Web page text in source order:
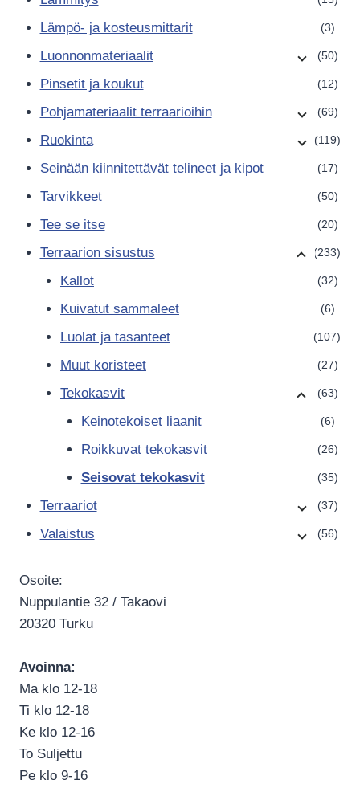
Lämpö- ja kosteusmittarit (3)
Luonnonmateriaalit (50)
Pinsetit ja koukut (12)
Pohjamateriaalit terraarioihin (69)
Ruokinta (119)
Seinään kiinnitettävät telineet ja kipot (17)
Tarvikkeet (50)
Tee se itse (20)
Terraarion sisustus (233)
Kallot (32)
Kuivatut sammaleet (6)
Luolat ja tasanteet (107)
Muut koristeet (27)
Tekokasvit (63)
Keinotekoiset liaanit (6)
Roikkuvat tekokasvit (26)
Seisovat tekokasvit (35)
Terraariot (37)
Valaistus (56)
Osoite:
Nuppulantie 32 / Takaovi
20320 Turku
Avoinna:
Ma klo 12-18
Ti klo 12-18
Ke klo 12-16
To Suljettu
Pe klo 9-16